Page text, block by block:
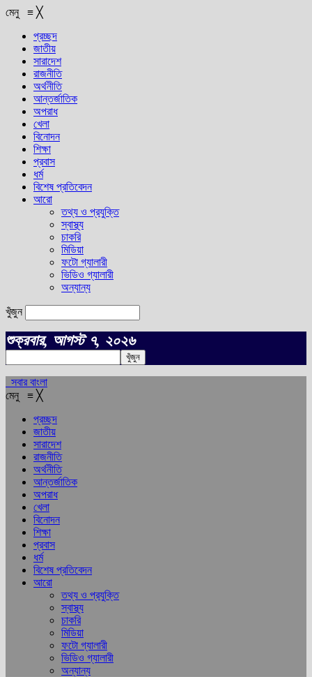
মেনু ≡ ╳
প্রচ্ছদ
জাতীয়
সারাদেশ
রাজনীতি
অর্থনীতি
আন্তর্জাতিক
অপরাধ
খেলা
বিনোদন
শিক্ষা
প্রবাস
ধর্ম
বিশেষ প্রতিবেদন
আরো
তথ্য ও প্রযুক্তি
স্বাস্থ্য
চাকরি
মিডিয়া
ফটো গ্যালারী
ভিডিও গ্যালারী
অন্যান্য
খুঁজুন
শুক্রবার, আগস্ট ৭, ২০২৬
সবার বাংলা
মেনু ≡ ╳
প্রচ্ছদ
জাতীয়
সারাদেশ
রাজনীতি
অর্থনীতি
আন্তর্জাতিক
অপরাধ
খেলা
বিনোদন
শিক্ষা
প্রবাস
ধর্ম
বিশেষ প্রতিবেদন
আরো
তথ্য ও প্রযুক্তি
স্বাস্থ্য
চাকরি
মিডিয়া
ফটো গ্যালারী
ভিডিও গ্যালারী
অন্যান্য